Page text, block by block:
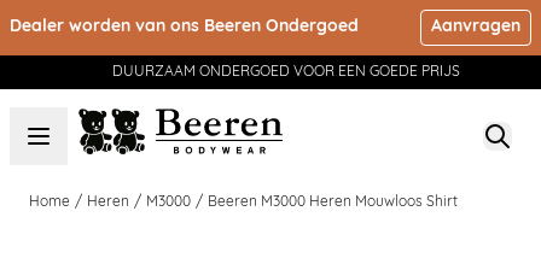
Dealer worden van ons Beeren Ondergoed Aanvragen
DUURZAAM ONDERGOED VOOR EEN GOEDE PRIJS
Home / Heren / M3000 / Beeren M3000 Heren Mouwloos Shirt